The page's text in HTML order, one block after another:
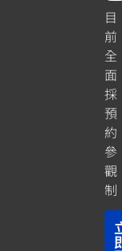
目
前
全
面
採
預
約
參
觀
制